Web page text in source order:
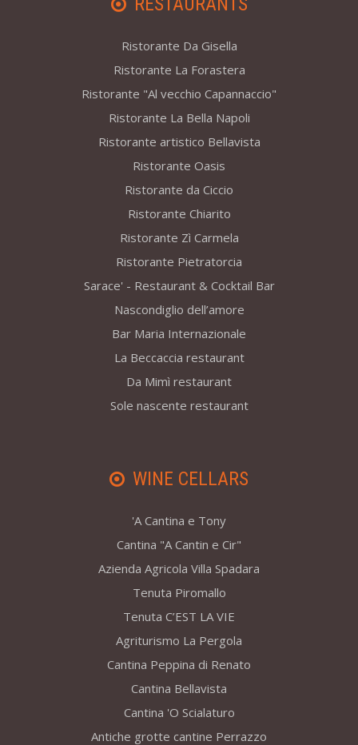
Ristorante Da Gisella
Ristorante La Forastera
Ristorante "Al vecchio Capannaccio"
Ristorante La Bella Napoli
Ristorante artistico Bellavista
Ristorante Oasis
Ristorante da Ciccio
Ristorante Chiarito
Ristorante Zì Carmela
Ristorante Pietratorcia
Sarace' - Restaurant & Cocktail Bar
Nascondiglio dell’amore
Bar Maria Internazionale
La Beccaccia restaurant
Da Mimì restaurant
Sole nascente restaurant
WINE CELLARS
'A Cantina e Tony
Cantina "A Cantin e Cir"
Azienda Agricola Villa Spadara
Tenuta Piromallo
Tenuta C’EST LA VIE
Agriturismo La Pergola
Cantina Peppina di Renato
Cantina Bellavista
Cantina 'O Scialaturo
Antiche grotte cantine Perrazzo